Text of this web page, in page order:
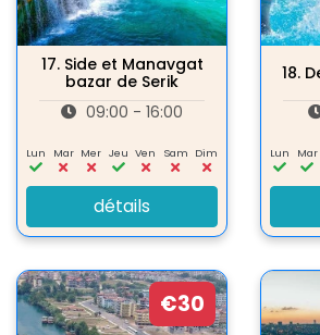
17. Side et Manavgat
bazar de Serik
09:00 - 16:00
Lun Mar Mer Jeu Ven Sam Dim
détails
18.
Lun Mar
€30